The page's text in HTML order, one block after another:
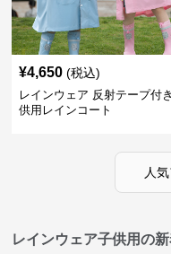
¥4,650 (税込)
レインウェア 反射テープ付
供用レインコート
人
レインウェア子供用の